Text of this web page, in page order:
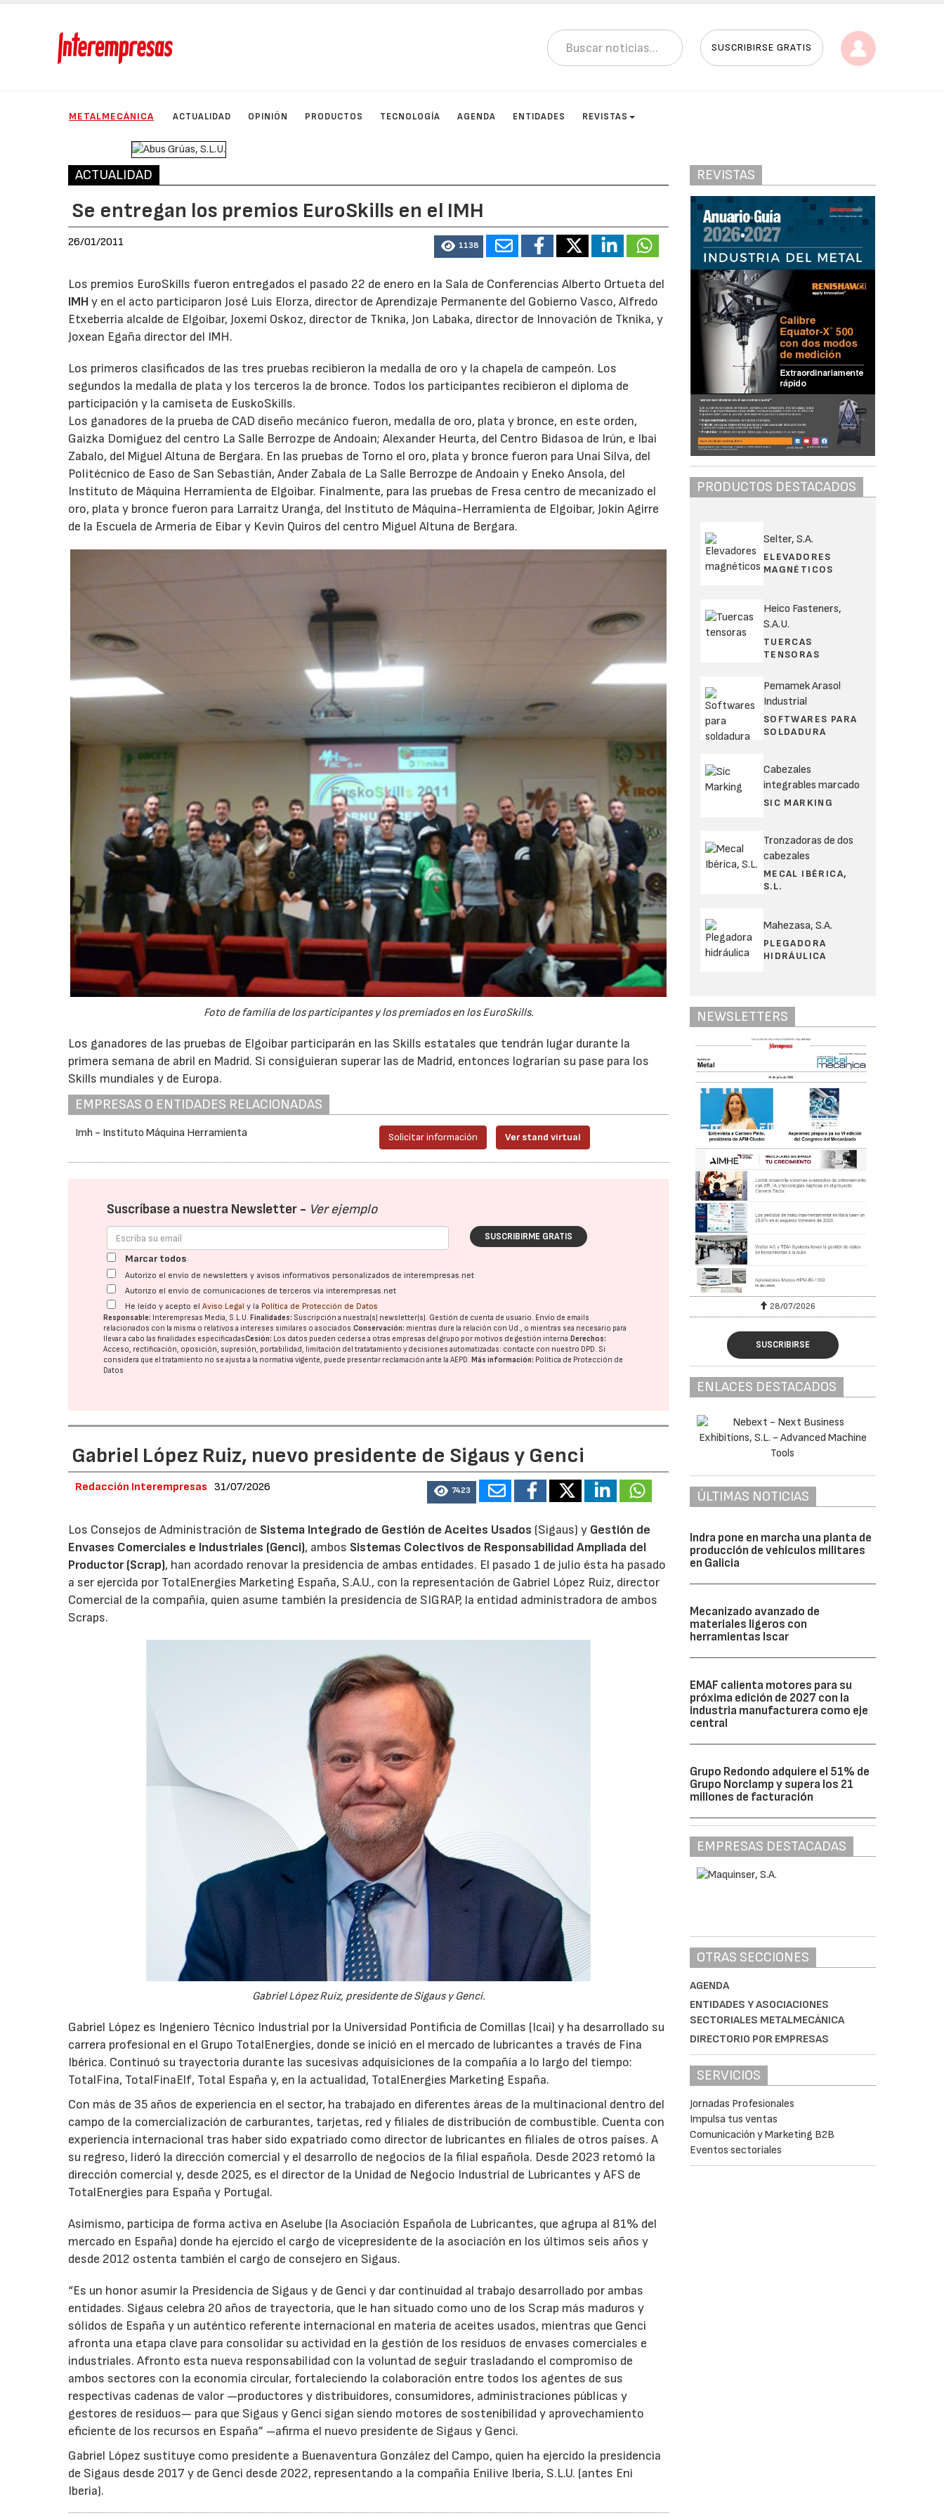
SUSCRIBIRSE GRATIS
METALMECÁNICA ACTUALIDAD OPINIÓN PRODUCTOS TECNOLOGÍA AGENDA ENTIDADES REVISTAS
ACTUALIDAD
Se entregan los premios EuroSkills en el IMH
26/01/2011 1138
Los premios EuroSkills fueron entregados el pasado 22 de enero en la Sala de Conferencias Alberto Ortueta del
IMHy en el acto participaron José Luis Elorza, director de Aprendizaje Permanente del Gobierno Vasco, Alfredo
Etxeberria alcalde de Elgoibar, Joxemi Oskoz, director de Tknika, Jon Labaka, director de Innovación de Tknika, y
Joxean Egaña director del IMH.
Los primeros clasificados de las tres pruebas recibieron la medalla de oro y la chapela de campeón. Los
segundos la medalla de plata y los terceros la de bronce. Todos los participantes recibieron el diploma de
participación y la camiseta de EuskoSkills.
Los ganadores de la prueba de CAD diseño mecánico fueron, medalla de oro, plata y bronce, en este orden,
Gaizka Domiguez del centro La Salle Berrozpe de Andoain; Alexander Heurta, del Centro Bidasoa de Irún, e Ibai
Zabalo, del Miguel Altuna de Bergara. En las pruebas de Torno el oro, plata y bronce fueron para Unai Silva, del
Politécnico de Easo de San Sebastián, Ander Zabala de La Salle Berrozpe de Andoain y Eneko Ansola, del
Instituto de Máquina Herramienta de Elgoibar. Finalmente, para las pruebas de Fresa centro de mecanizado el
oro, plata y bronce fueron para Larraitz Uranga, del Instituto de Máquina-Herramienta de Elgoibar, Jokin Agirre
de la Escuela de Armeria de Eibar y Kevin Quiros del centro Miguel Altuna de Bergara.
Foto de familia de los participantes y los premiados en los EuroSkills.
Los ganadores de las pruebas de Elgoibar participarán en las Skills estatales que tendrán lugar durante la
primera semana de abril en Madrid. Si consiguieran superar las de Madrid, entonces lograrían su pase para los
Skills mundiales y de Europa.
EMPRESAS O ENTIDADES RELACIONADAS
Imh - Instituto Máquina Herramienta Solicitar información Ver stand virtual
Suscríbase a nuestra Newsletter - Ver ejemplo
SUSCRIBIRME GRATIS
Marcar todos
Autorizo el envío de newsletters y avisos informativos personalizados de interempresas.net
Autorizo el envío de comunicaciones de terceros vía interempresas.net
He leído y acepto elAviso Legal y la Política de Protección de Datos
Responsable: Interempresas Media, S.L.U. Finalidades: Suscripción a nuestra(s) newsletter(s). Gestión de cuenta de usuario. Envío de emails
relacionados con la misma o relativos a intereses similares o asociados.Conservación: mientras dure la relación con Ud., o mientras sea necesario para
llevar a cabo las finalidades especificadasCesión: Los datos pueden cederse a otras empresas del grupo por motivos de gestión interna. Derechos:
Acceso, rectificación, oposición, supresión, portabilidad, limitación del tratatamiento y decisiones automatizadas: contacte con nuestro DPD. Si
considera que el tratamiento no se ajusta a la normativa vigente, puede presentar reclamación ante laAEPD. Más información: Política de Protección de
Datos
Gabriel López Ruiz, nuevo presidente de Sigaus y Genci
Redacción Interempresas 31/07/2026 7423
Los Consejos de Administración de Sistema Integrado de Gestión de Aceites Usados (Sigaus) y Gestión de
Envases Comerciales e Industriales (Genci), ambos Sistemas Colectivos de Responsabilidad Ampliada del
Productor (Scrap), han acordado renovar la presidencia de ambas entidades. El pasado 1 de julio ésta ha pasado
a ser ejercida por TotalEnergies Marketing España, S.A.U., con la representación de Gabriel López Ruiz, director
Comercial de la compañía, quien asume también la presidencia de SIGRAP, la entidad administradora de ambos
Scraps.
Gabriel López Ruiz, presidente de Sigaus y Genci.
Gabriel López es Ingeniero Técnico Industrial por la Universidad Pontificia de Comillas (Icai) y ha desarrollado su
carrera profesional en el Grupo TotalEnergies, donde se inició en el mercado de lubricantes a través de Fina
Ibérica. Continuó su trayectoria durante las sucesivas adquisiciones de la compañía a lo largo del tiempo:
TotalFina, TotalFinaElf, Total España y, en la actualidad, TotalEnergies Marketing España.
Con más de 35 años de experiencia en el sector, ha trabajado en diferentes áreas de la multinacional dentro del
campo de la comercialización de carburantes, tarjetas, red y filiales de distribución de combustible. Cuenta con
experiencia internacional tras haber sido expatriado como director de lubricantes en filiales de otros países. A
su regreso, lideró la dirección comercial y el desarrollo de negocios de la filial española. Desde 2023 retomó la
dirección comercial y, desde 2025, es el director de la Unidad de Negocio Industrial de Lubricantes y AFS de
TotalEnergies para España y Portugal.
Asimismo, participa de forma activa en Aselube (la Asociación Española de Lubricantes, que agrupa al 81% del
mercado en España) donde ha ejercido el cargo de vicepresidente de la asociación en los últimos seis años y
desde 2012 ostenta también el cargo de consejero en Sigaus.
“Es un honor asumir la Presidencia de Sigaus y de Genci y dar continuidad al trabajo desarrollado por ambas
entidades. Sigaus celebra 20 años de trayectoria, que le han situado como uno de los Scrap más maduros y
sólidos de España y un auténtico referente internacional en materia de aceites usados, mientras que Genci
afronta una etapa clave para consolidar su actividad en la gestión de los residuos de envases comerciales e
industriales. Afronto esta nueva responsabilidad con la voluntad de seguir trasladando el compromiso de
ambos sectores con la economía circular, fortaleciendo la colaboración entre todos los agentes de sus
respectivas cadenas de valor —productores y distribuidores, consumidores, administraciones públicas y
gestores de residuos— para que Sigaus y Genci sigan siendo motores de sostenibilidad y aprovechamiento
eficiente de los recursos en España” –afirma el nuevo presidente de Sigaus y Genci.
Gabriel López sustituye como presidente a Buenaventura González del Campo, quien ha ejercido la presidencia
de Sigaus desde 2017 y de Genci desde 2022, representando a la compañía Enilive Iberia, S.L.U. (antes Eni
Iberia).
REVISTAS
PRODUCTOS DESTACADOS
Selter, S.A.
ELEVADORES
MAGNÉTICOS
Heico Fasteners,
S.A.U.
TUERCAS
TENSORAS
Pemamek Arasol
Industrial
SOFTWARES PARA
SOLDADURA
Cabezales
integrables marcado
SIC MARKING
Tronzadoras de dos
cabezales
MECAL IBÉRICA,
S.L.
Mahezasa, S.A.
PLEGADORA
HIDRÁULICA
NEWSLETTERS
28/07/2026
SUSCRIBIRSE
ENLACES DESTACADOS
ÚLTIMAS NOTICIAS
Indra pone en marcha una planta de
producción de vehículos militares
en Galicia
Mecanizado avanzado de
materiales ligeros con
herramientas Iscar
EMAF calienta motores para su
próxima edición de 2027 con la
industria manufacturera como eje
central
Grupo Redondo adquiere el 51% de
Grupo Norclamp y supera los 21
millones de facturación
EMPRESAS DESTACADAS
OTRAS SECCIONES
AGENDA
ENTIDADES Y ASOCIACIONES
SECTORIALES METALMECÁNICA
DIRECTORIO POR EMPRESAS
SERVICIOS
Jornadas Profesionales
Impulsa tus ventas
Comunicación y Marketing B2B
Eventos sectoriales